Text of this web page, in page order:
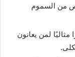
من السموم
لمن يعانون